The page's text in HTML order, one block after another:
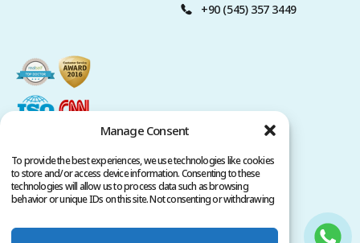
Manage Consent
To provide the best experiences, we use technologies like cookies
to store and/or access device information. Consenting to these
technologies will allow us to process data such as browsing
behavior or unique IDs on this site. Not consenting or withdrawing
+90 (545) 357 3449
Условия обслуживания